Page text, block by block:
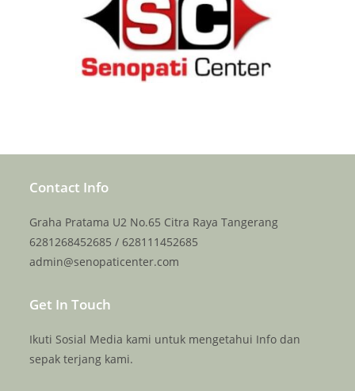
Contact Info
Graha Pratama U2 No.65 Citra Raya Tangerang
6281268452685 / 628111452685
admin@senopaticenter.com
Get In Touch
Ikuti Sosial Media kami untuk mengetahui Info dan
sepak terjang kami.